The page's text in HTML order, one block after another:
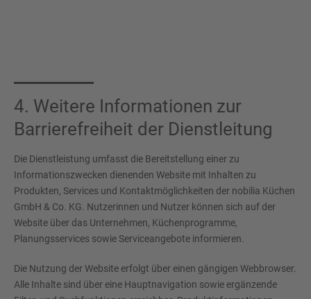
4. Weitere Informationen zur
Barrierefreiheit der Dienstleitung
Die Dienstleistung umfasst die Bereitstellung einer zu
Informationszwecken dienenden Website mit Inhalten zu
Produkten, Services und Kontaktmöglichkeiten der nobilia Küchen
GmbH & Co. KG. Nutzerinnen und Nutzer können sich auf der
Website über das Unternehmen, Küchenprogramme,
Planungsservices sowie Serviceangebote informieren.
Die Nutzung der Website erfolgt über einen gängigen Webbrowser.
Alle Inhalte sind über eine Hauptnavigation sowie ergänzende